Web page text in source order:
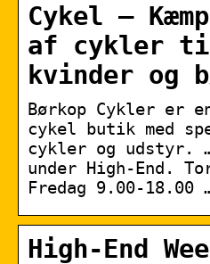
Cykel –
af cykler til
kvinder og
Børkop Cykler er
cykel butik med
cykler og udstyr.
under High-End.
Fredag 9.00-18.00
High-End